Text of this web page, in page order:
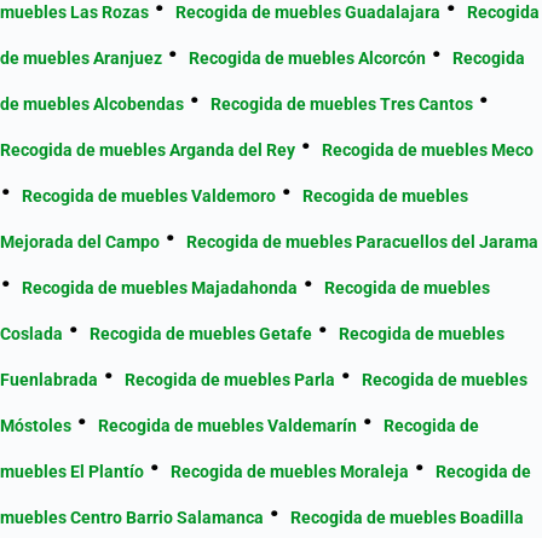
muebles Las Rozas Recogida de muebles Guadalajara Recogida
de muebles Aranjuez Recogida de muebles Alcorcón Recogida
de muebles Alcobendas Recogida de muebles Tres Cantos
Recogida de muebles Arganda del Rey Recogida de muebles Meco
Recogida de muebles Valdemoro Recogida de muebles
Mejorada del Campo Recogida de muebles Paracuellos del Jarama
Recogida de muebles Majadahonda Recogida de muebles
Coslada Recogida de muebles Getafe Recogida de muebles
Fuenlabrada Recogida de muebles Parla Recogida de muebles
Móstoles Recogida de muebles Valdemarín Recogida de
muebles El Plantío Recogida de muebles Moraleja Recogida de
muebles Centro Barrio Salamanca Recogida de muebles Boadilla